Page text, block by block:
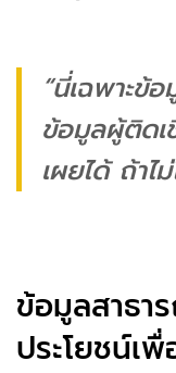
“นี่เฉพาะข้
ข้อมูลผู้ติดเ
เผยได้ ถ้าไ
ข้อมูลสาธา
ประโยชน์เ